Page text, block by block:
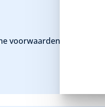
voorwaarden en privacy